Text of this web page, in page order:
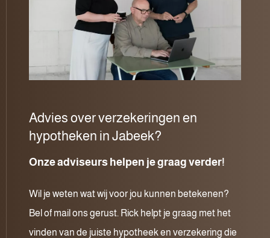
Advies over verzekeringen en
hypotheken in Jabeek?
Onze adviseurs helpen je graag verder!
Wil je weten wat wij voor jou kunnen betekenen?
Bel of mail ons gerust. Rick helpt je graag met het
vinden van de juiste hypotheek en verzekering die